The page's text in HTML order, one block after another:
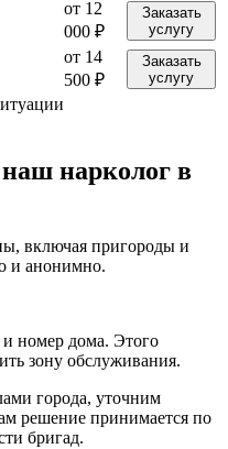
от 12
000 ₽
Заказать
услугу
от 14
500 ₽
Заказать
услугу
нарколог в
включая пригороды и
и анонимно.
и номер дома. Этого
зону обслуживания.
города, уточним
решение принимается по
бригад.